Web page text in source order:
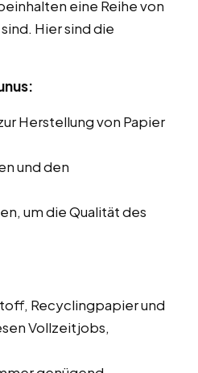
eine Reihe von
Hier sind die
Herstellung von Papier
und den
um die Qualität des
Recyclingpapier und
Vollzeitjobs,